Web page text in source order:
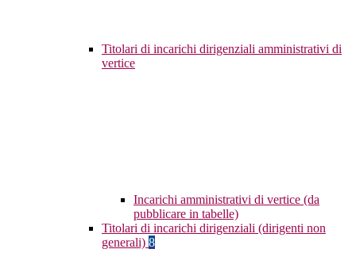
Titolari di incarichi dirigenziali amministrativi di
vertice
Incarichi amministrativi di vertice (da
pubblicare in tabelle)
Titolari di incarichi dirigenziali (dirigenti non
generali) 8